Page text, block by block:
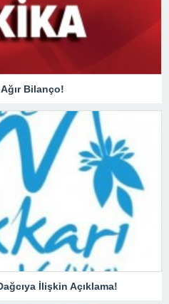
Bilanço!
İlişkin Açıklama!